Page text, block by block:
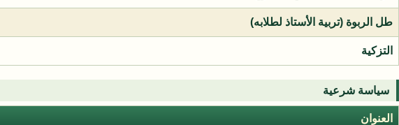
طل الربوة (تربية الأستاذ لطلابه)
التزكية
سياسة شرعية
العنوان